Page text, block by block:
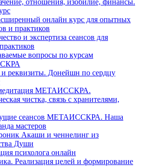
отношения, изобилие, финансы.
онлайн курс для опытных
и практиков
и экспертиза сеансов для
вопросы по курсам
реквизиты. Донейшн по сердцу
МЕТАИССКРА.
чистка, связь с хранителями,
сеансов МЕТАИССКРА. Наша
мастеров
Акаши и ченнелинг из
Души
психолога онлайн
Реализация целей и формирование